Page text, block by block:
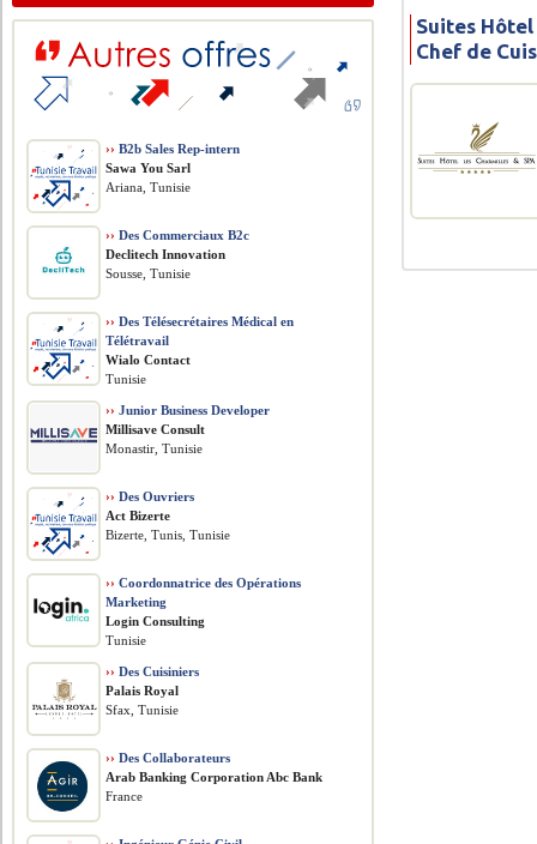
Suites
Chef de
›› B2b Sales Rep-intern
Sawa You Sarl
Ariana, Tunisie
›› Des Commerciaux B2c
Declitech Innovation
Sousse, Tunisie
›› Des Télésecrétaires Médical en
Télétravail
Wialo Contact
Tunisie
›› Junior Business Developer
Millisave Consult
Monastir, Tunisie
›› Des Ouvriers
Act Bizerte
Bizerte, Tunis, Tunisie
›› Coordonnatrice des Opérations
Marketing
Login Consulting
Tunisie
›› Des Cuisiniers
Palais Royal
Sfax, Tunisie
›› Des Collaborateurs
Arab Banking Corporation Abc Bank
France